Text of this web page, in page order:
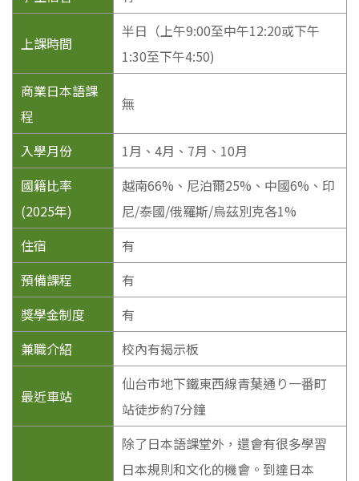
上課時間
半日（上午9:00至中午12:20或下午
1:30至下午4:50)
商業日本語課
程
無
入學月份
1月、4月、7月、10月
國籍比率
(2025年)
越南66%、尼泊爾25%、中國6%、印
尼/泰國/俄羅斯/烏茲別克各1%
住宿
有
預備課程
有
獎學金制度
有
兼職介紹
校內有揭示板
最近車站
仙台市地下鐵東西線青葉通り一番町
站徒步約7分鐘
除了日本語課堂外，還會有很多學習
日本規則和文化的機會。到達日本